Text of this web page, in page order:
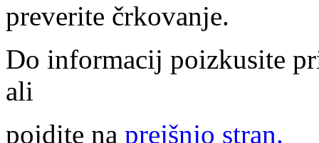
preverite črkovanje.
Do informacij poizkusite
ali
pojdite na prejšnjo stran.